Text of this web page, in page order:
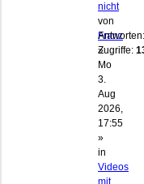
nicht
von
Franz
»
Mo
3.
Aug
2026,
17:55
»
in
Videos
Antworten:
Zugriffe: